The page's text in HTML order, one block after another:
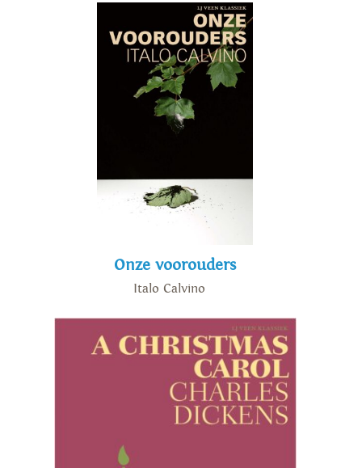
Onze voorouders
Italo Calvino